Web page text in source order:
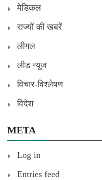
मेडिकल
राज्यों की खबरें
लीगल
लीड न्यूज
विचार-विश्लेषण
विदेश
META
Log in
Entries feed